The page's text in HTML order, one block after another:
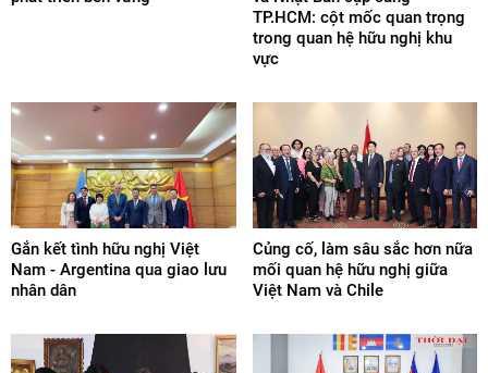
TP.HCM: cột mốc quan trọng
trong quan hệ hữu nghị khu
vực
Gắn kết tình hữu nghị Việt
Nam - Argentina qua giao lưu
nhân dân
Củng cố, làm sâu sắc hơn nữa
mối quan hệ hữu nghị giữa
Việt Nam và Chile